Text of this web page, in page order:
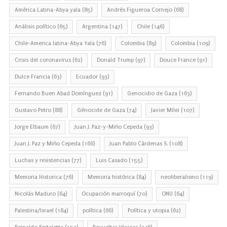
América Latina-Abya yala (85) Andrés Figueroa Cornejo (68)
Análisis político (65) Argentina (147) Chile (146)
Chile-America latina-Abya Yala (76) Colombia (89) Colombia (109)
Crisis del coronavirus (62) Donald Trump (97) Douce France (91)
Dulce Francia (63) Ecuador (93)
Fernando Buen Abad Domínguez (91) Genocidio de Gaza (163)
Gustavo Petro (88) Génocide de Gaza (74) Javier Milei (107)
Jorge Elbaum (67) Juan J. Paz-y-Miño Cepeda (93)
Juan J. Paz y Miño Cepeda (166) Juan Pablo Cárdenas S. (108)
Luchas y resistencias (77) Luis Casado (155)
Memoria Historica (76) Memoria histórica (84) neoliberalismo (119)
Nicolás Maduro (64) Ocupación marroquí (70) ONU (64)
Palestina/Israel (184) política (66) Política y utopia (62)